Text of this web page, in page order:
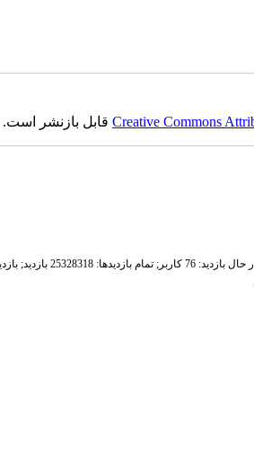
Creative Commonsقابل بازنشر است.
بازدید: 76 کاربر; تمام بازدید‌ها: 25328318 بازدید; بازدید 24 ساعت قبل: